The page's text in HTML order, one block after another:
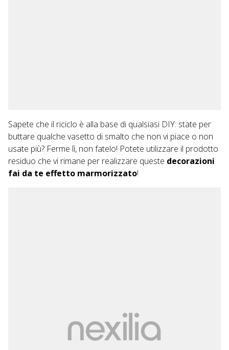
Sapete che il riciclo è alla base di qualsiasi DIY: state per
buttare qualche vasetto di smalto che non vi piace o non
usate più? Ferme lì, non fatelo! Potete utilizzare il prodotto
residuo che vi rimane per realizzare queste decorazioni
fai da te effetto marmorizzato!